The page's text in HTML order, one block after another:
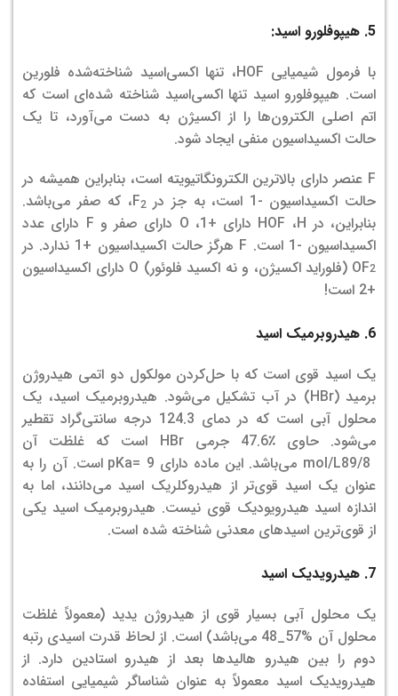
5. هیپوفلورو اسید:
با فرمول شیمیایی HOF، تنها اکسی‌اسید شناخته‌شده فلورین
است. هیپوفلورو اسید تنها اکسی‌اسید شناخته شده­‌ای است که
اتم اصلی الکترون­‌ها را از اکسیژن به دست می­‌آورد، تا یک
حالت اکسیداسیون منفی ایجاد شود.
F عنصر دارای بالاترین الکترونگاتیویته است، بنابراین همیشه در
حالت اکسیداسیون -1 است، به جز در F
2 ، که صفر می­‌باشد.
بنابراین، در HOF ،H دارای +1، O دارای صفر و F دارای عدد
اکسیداسیون -1 است. F هرگز حالت اکسیداسیون +1 ندارد. در
OF2
(فلوراید اکسیژن، و نه اکسید فلوئور) O دارای اکسیداسیون
+2 است!
6. هیدروبرمیک اسید
یک اسید قوی است که با حل‌کردن مولکول دو اتمی هیدروژن
برمید (HBr) در آب تشکیل می‌شود. هیدروبرمیک اسید، یک
محلول آبی است که در دمای 124.3 درجه سانتی‌گراد تقطیر
می‌شود. حاوی ٪47.6 جرمی HBr است که غلظت آن
mol/L89/8 می‌باشد. این ماده دارای pKa= 9 است. آن را به
عنوان یک اسید قوی‌تر از هیدروکلریک اسید می­‌دانند، اما به
اندازه اسید هیدرویودیک قوی نیست. هیدروبرمیک اسید یکی
از قوی‌ترین اسیدهای معدنی شناخته شده است.
7. هیدرویدیک اسید
یک محلول آبی بسیار قوی از هیدروژن یدید (معمولاً غلظت
محلول آن %57_48 می‌باشد) است. از لحاظ قدرت اسیدی رتبه
دوم را بین هیدرو هالیدها بعد از هیدرو استادین دارد. از
هیدرویدیک اسید معمولاً به عنوان شناساگر شیمیایی استفاده